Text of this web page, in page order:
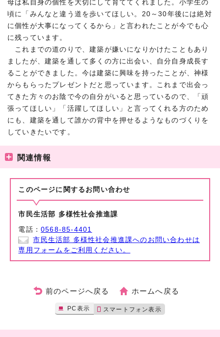
母は私自身の個性を大切にして育ててくれました。小学生の
頃に「みんなと違う道を歩いてほしい。20～30年後には絶対
に個性が大事になってくるから」と言われたことが今でも心
に残っています。
これまでの道のりで、建築が嫌いになりかけたこともあり
ましたが、建築を通して多くの方に出会い、自分自身成長す
ることができました。今は建築に興味を持ったことが、神様
からもらったプレゼントだと思っています。これまで出会っ
てきた方々のお陰で今の自分がいると思っているので、「頑
張ってほしい」「活躍してほしい」と言ってくれる方のため
にも、建築を通して誰かの背中を押せるようなものづくりを
していきたいです。
関連情報
このページに関する お問い合わせ
市民生活部 多様性社会推進課
電話：0568-85-4401
市民生活部 多様性社会推進課へのお問い合わせは
専用フォームをご利用ください。
前のページへ戻る ホームへ戻る
PC表示 スマートフォン表示